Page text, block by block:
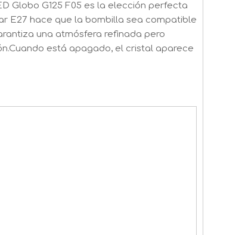
Globo G125 F05 es la elección perfecta
E27 hace que la bombilla sea compatible
una atmósfera refinada pero
está apagado, el cristal aparece